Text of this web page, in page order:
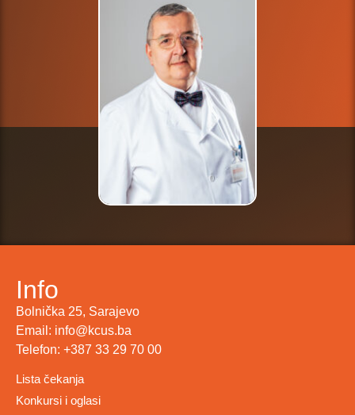
Info
Bolnička 25, Sarajevo
Email: info@kcus.ba
Telefon: +387 33 29 70 00
Lista čekanja
Konkursi i oglasi